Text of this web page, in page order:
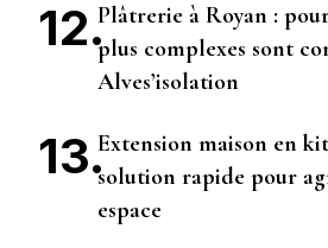
Plâtrerie à Royan :
plus complexes sont
Alves’isolation
Extension maison en
solution rapide pour
espace